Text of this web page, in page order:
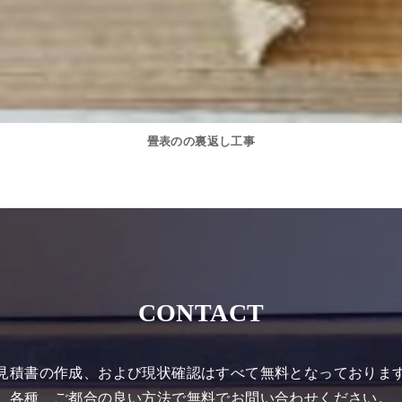
畳表のの裏返し工事
CONTACT
積書の作成、および現状確認はすべて無料となっておりま
各種、ご都合の良い方法で無料でお問い合わせください。